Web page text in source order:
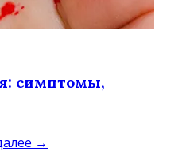
симптомы,
→